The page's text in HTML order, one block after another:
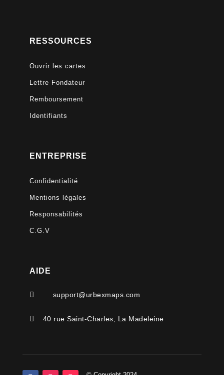
RESSOURCES
Ouvrir les cartes
Lettre Fondateur
Remboursement
Identifiants
ENTREPRISE
Confidentialité
Mentions légales
Responsabilités
C.G.V
AIDE
 support@urbexmaps.com
 40 rue Saint-Charles, La Madeleine